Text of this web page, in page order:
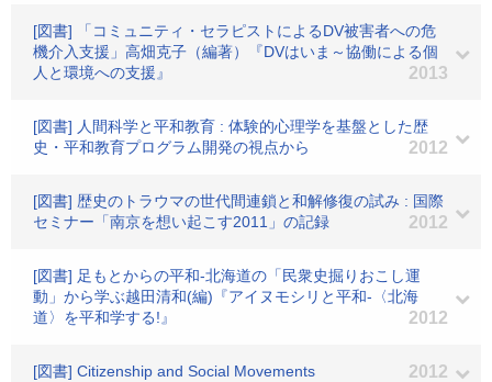
[図書] 「コミュニティ・セラピストによるDV被害者への危
機介入支援」高畑克子（編著）『DVはいま～協働による個
人と環境への支援』
2013
[図書] 人間科学と平和教育 : 体験的心理学を基盤とした歴
史・平和教育プログラム開発の視点から
2012
[図書] 歴史のトラウマの世代間連鎖と和解修復の試み : 国際
セミナー「南京を想い起こす2011」の記録
2012
[図書] 足もとからの平和-北海道の「民衆史掘りおこし運
動」から学ぶ越田清和(編)『アイヌモシリと平和-〈北海
道〉を平和学する!』
2012
[図書] Citizenship and Social Movements 2012